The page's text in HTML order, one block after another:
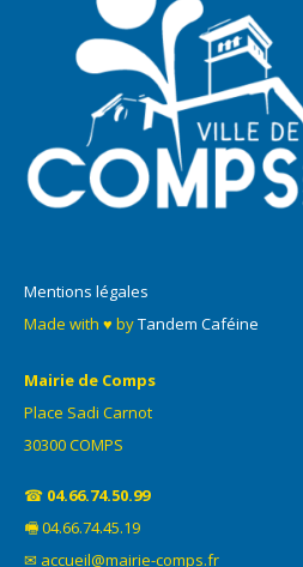
Mentions légales
Made with ♥ byTandem Caféine
Mairie de Comps
Place Sadi Carnot
30300 COMPS
☎ 04.66.74.50.99
🖷 04.66.74.45.19
✉ accueil@mairie-comps.fr